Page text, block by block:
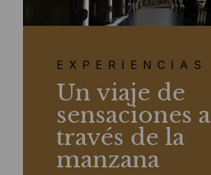
EXPERIENCIAS
Un viaje de
sensaciones a
través de la
manzana